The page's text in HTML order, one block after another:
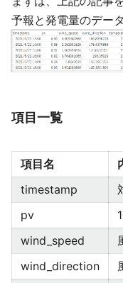
予報と発電量のデー
項目一覧
項目名
timestamp
pv
wind_speed
wind_direction